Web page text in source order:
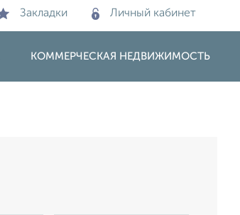
Закладки Личный кабинет
КОММЕРЧЕСКАЯ НЕДВИЖИМОСТЬ